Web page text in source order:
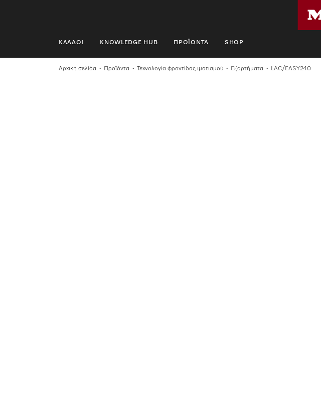
ΚΛΆΔΟΙ KNOWLEDGE HUB ΠΡΟΪΌΝΤΑ SHOP
ΚΛΆΔΟΙ
Αρχική σελίδα Προϊόντα Τεχνολογία φροντίδας ιματισμού Εξαρτήματα LAC/EASY240